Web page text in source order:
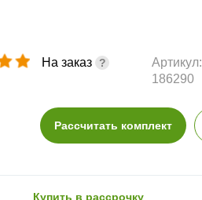
На заказ
Артикул:
186290
Рассчитать комплект
Купить в рассрочку